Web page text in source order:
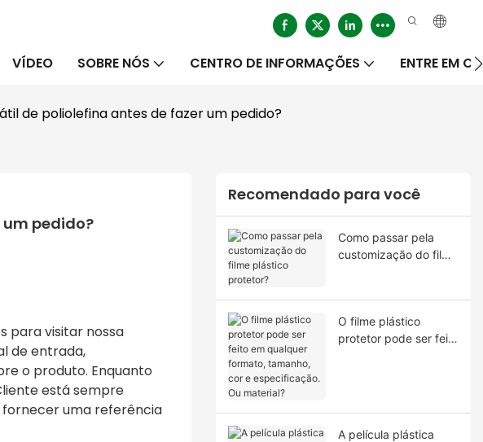
VÍDEO SOBRE NÓS CENTRO DE INFORMAÇÕES ENTRE EM
de poliolefina antes de fazer um pedido?
pedido?
para visitar nossa
de entrada,
o produto. Enquanto
está sempre
uma referência
Recomendado para você
Como passar pela
customização do filme
O filme plástico
protetor pode ser feito
A película plástica